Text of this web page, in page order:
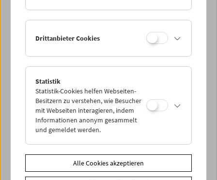
<< Zurück zur Übersicht Kulturerbe digital
Share on
Filmsammlung
Film ONLINE
Filmbezogene Sammlung
Filmmuseum LAB
Drittanbieter Cookies
Statistik
Statistik-Cookies helfen Webseiten-
Besitzern zu verstehen, wie Besucher
mit Webseiten interagieren, indem
Informationen anonym gesammelt
und gemeldet werden.
Alle Cookies akzeptieren